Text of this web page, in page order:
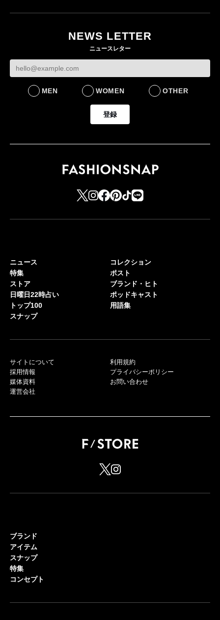
NEWS LETTER
ニュースレター
MEN WOMEN OTHER
登録
ニュース
特集
ストア
日曜日22時占い
トップ100
スナップ
コレクション
ポスト
ブランド・ヒト
ポッドキャスト
用語集
サイトについて
採用情報
媒体資料
運営会社
利用規約
プライバシーポリシー
お問い合わせ
ブランド
アイテム
スナップ
特集
コンセプト